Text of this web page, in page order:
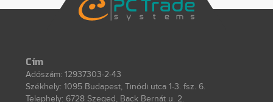
Cím
Adószám: 12937303-2-43
Székhely: 1095 Budapest, Tinódi utca 1-3. fsz. 6.
Telephely: 6728 Szeged, Back Bernát u. 2.